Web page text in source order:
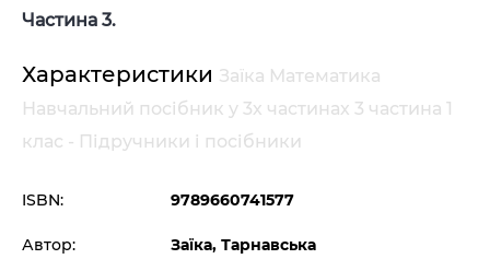
Частина 3.
Характеристики Заїка Математика
Навчальний посібник у 3х частинах 3 частина 1
клас - Підручники і посібники
ISBN: 9789660741577
Автор: Заїка, Тарнавська